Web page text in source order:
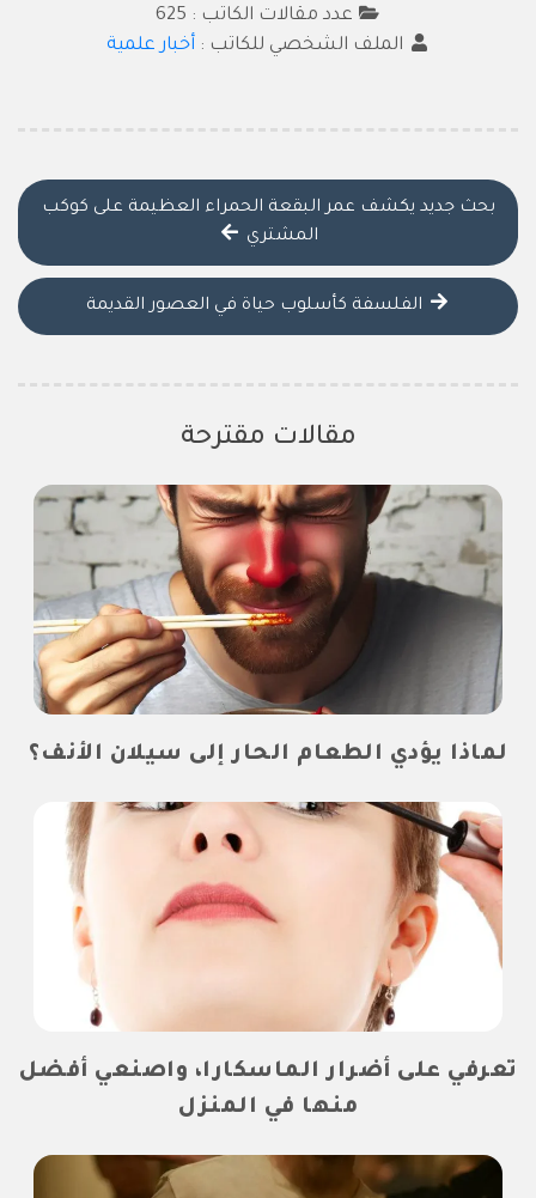
عدد مقالات الكاتب : 625
الملف الشخصي للكاتب : أخبار علمية
بحث جديد يكشف عمر البقعة الحمراء العظيمة على كوكب
المشتري
الفلسفة كأسلوب حياة في العصور القديمة
مقالات مقترحة
لماذا يؤدي الطعام الحار إلى سيلان الأنف؟
تعرفي على أضرار الماسكارا، واصنعي أفضل
منها في المنزل